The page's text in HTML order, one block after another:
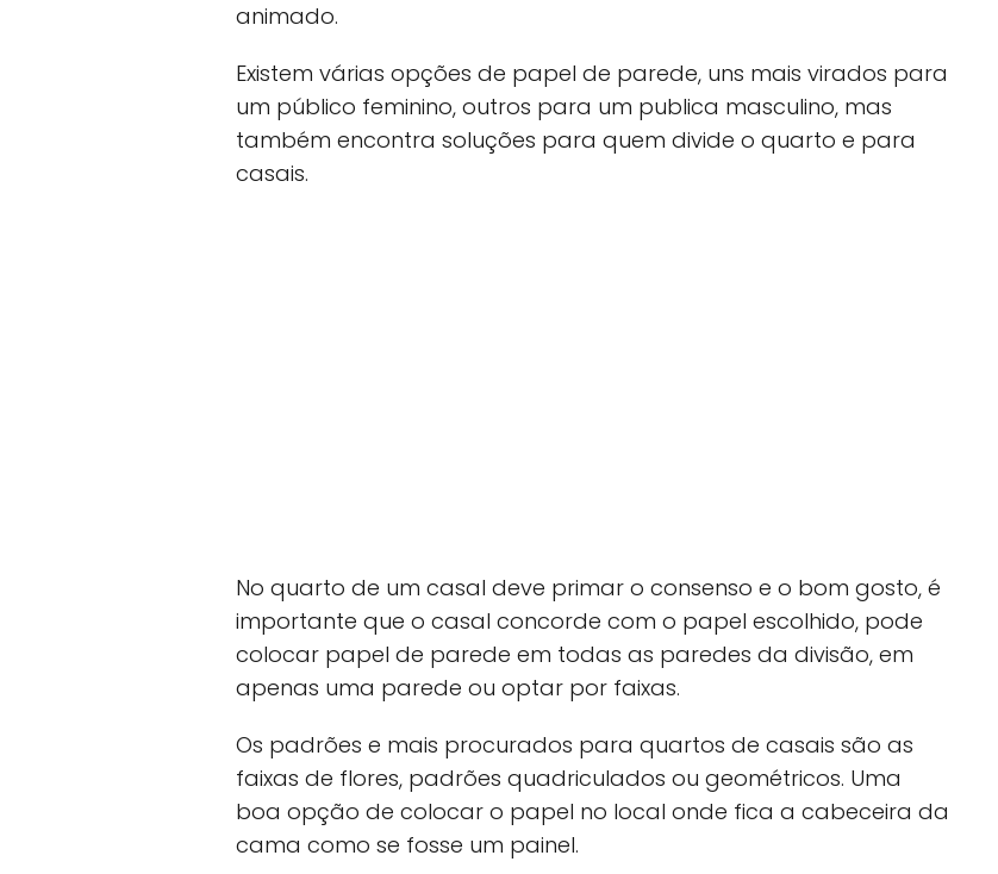
animado.
Existem várias opções de papel de parede, uns mais virados para
um público feminino, outros para um publica masculino, mas
também encontra soluções para quem divide o quarto e para
casais.
No quarto de um casal deve primar o consenso e o bom gosto, é
importante que o casal concorde com o papel escolhido, pode
colocar papel de parede em todas as paredes da divisão, em
apenas uma parede ou optar por faixas.
Os padrões e mais procurados para quartos de casais são as
faixas de flores, padrões quadriculados ou geométricos. Uma
boa opção de colocar o papel no local onde fica a cabeceira da
cama como se fosse um painel.